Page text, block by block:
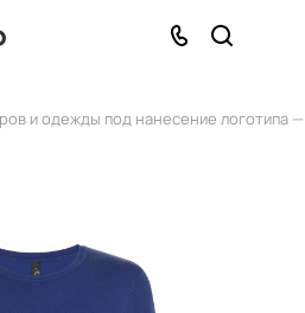
и одежды под нанесение логотипа